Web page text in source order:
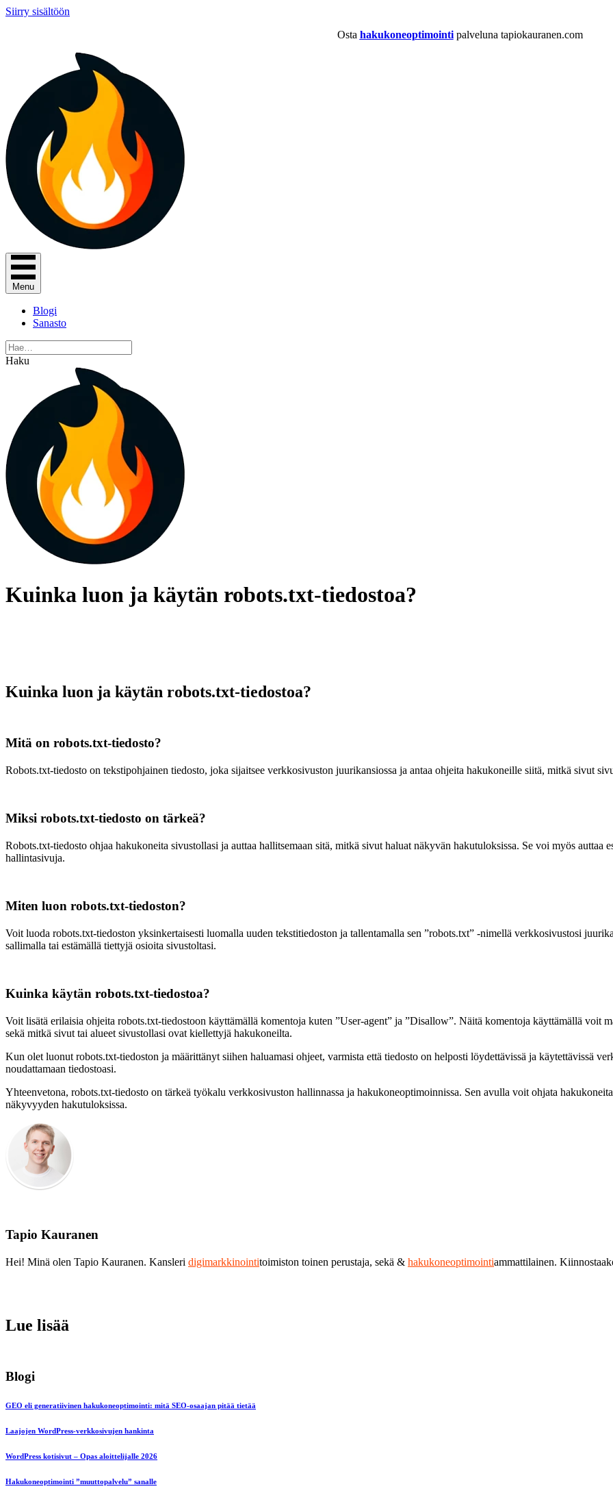
Siirry sisältöön
Osta hakukoneoptimointi palveluna tapiokauranen.com
Menu
Blogi
Sanasto
Haku
Kuinka luon ja käytän robots.txt-tiedostoa?
Kuinka luon ja käytän robots.txt-tiedostoa?
Mitä on robots.txt-tiedosto?
Robots.txt-tiedosto on tekstipohjainen tiedosto, joka sijaitsee verkkosivuston juurikansiossa ja antaa ohjeita hakukoneille siitä, mitkä sivut
Miksi robots.txt-tiedosto on tärkeä?
Robots.txt-tiedosto ohjaa hakukoneita sivustollasi ja auttaa hallitsemaan sitä, mitkä sivut haluat näkyvän hakutuloksissa. Se voi myös auttaa
hallintasivuja.
Miten luon robots.txt-tiedoston?
Voit luoda robots.txt-tiedoston yksinkertaisesti luomalla uuden tekstitiedoston ja tallentamalla sen ”robots.txt” -nimellä verkkosivustosi
sallimalla tai estämällä tiettyjä osioita sivustoltasi.
Kuinka käytän robots.txt-tiedostoa?
Voit lisätä erilaisia ohjeita robots.txt-tiedostoon käyttämällä komentoja kuten ”User-agent” ja ”Disallow”. Näitä komentoja käyttämällä voit
sekä mitkä sivut tai alueet sivustollasi ovat kiellettyjä hakukoneilta.
Kun olet luonut robots.txt-tiedoston ja määrittänyt siihen haluamasi ohjeet, varmista että tiedosto on helposti löydettävissä ja käytettävissä
noudattamaan tiedostoasi.
Yhteenvetona, robots.txt-tiedosto on tärkeä työkalu verkkosivuston hallinnassa ja hakukoneoptimoinnissa. Sen avulla voit ohjata
näkyvyyden hakutuloksissa.
Tapio Kauranen
Hei! Minä olen Tapio Kauranen. Kansleri digimarkkinointitoimiston toinen perustaja, sekä & hakukoneoptimointiammattilainen.
Lue lisää
Blogi
GEO eli generatiivinen hakukoneoptimointi: mitä SEO-osaajan pitää tietää
Laajojen WordPress-verkkosivujen hankinta
WordPress kotisivut – Opas aloittelijalle 2026
Hakukoneoptimointi ”muuttopalvelu” sanalle